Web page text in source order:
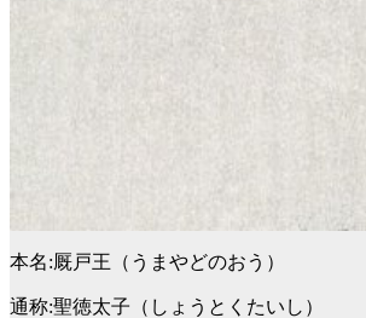
本名:厩戸王（うまやどのおう）
通称:聖徳太子（しょうとくたいし）